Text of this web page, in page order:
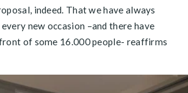
indeed. That we have always
new occasion –and there have
of some 16.000 people- reaffirms